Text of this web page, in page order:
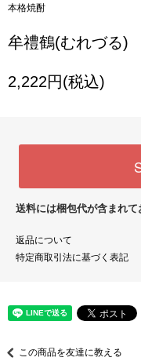
本格焼酎
牟禮鶴(むれづ
2,222円(税込)
送料には梱包代が含まれて
返品について
特定商取引法に基づく表記
この商品を友達に教える